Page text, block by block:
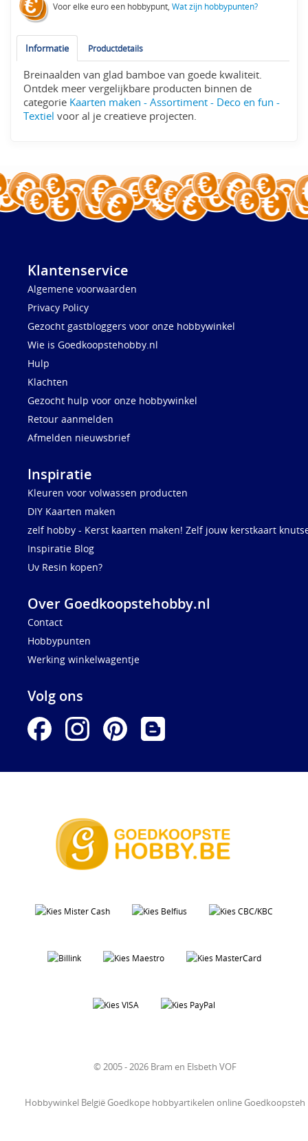
Voor elke euro een hobbypunt,Wat zijn hobbypunten?
Informatie Productdetails
Breinaalden van glad bamboe van goede kwaliteit.
Ontdek meer vergelijkbare producten binnen de
categorie Kaarten maken - Assortiment - Deco en fun -
Textiel voor al je creatieve projecten.
Klantenservice
Algemene voorwaarden
Privacy Policy
Gezocht gastbloggers voor onze hobbywinkel
Wie is Goedkoopstehobby.nl
Hulp
Klachten
Gezocht hulp voor onze hobbywinkel
Retour aanmelden
Afmelden nieuwsbrief
Inspiratie
Kleuren voor volwassen producten
DIY Kaarten maken
zelf hobby - Kerst kaarten maken! Zelf jouw kerstkaart
Inspiratie Blog
Uv Resin kopen?
Over Goedkoopstehobby.nl
Contact
Hobbypunten
Werking winkelwagentje
Volg ons
© 2005 - 2026 Bram en Elsbeth VOF
Hobbywinkel België Goedkope hobbyartikelen online Goedkoopsteh